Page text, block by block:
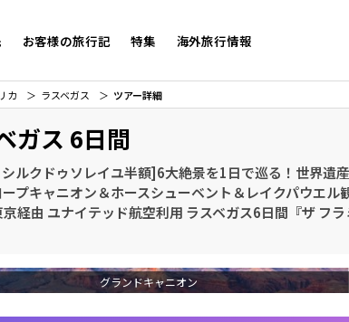
お客様の旅行記 特集 海外旅行情報
カ ラスベガス ツアー詳細
ガス 6日間
ルクドゥソレイユ半額]6大絶景を1日で巡る！世界遺
プキャニオン＆ホースシューベント＆レイクパウエル
経由 ユナイテッド航空利用 ラスベガス6日間『ザ フ
グランドキャニオン